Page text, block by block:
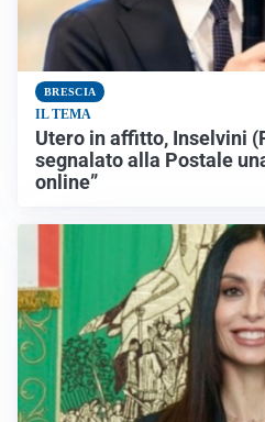
BRESCIA
IL TEMA
Utero in affitto, Inselvini
segnalato alla Postale
online”